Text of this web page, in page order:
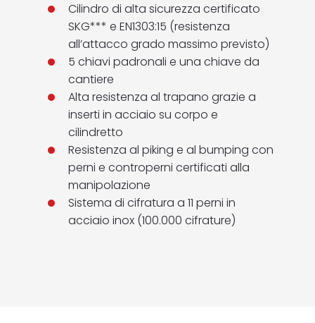
Cilindro di alta sicurezza certificato
SKG*** e EN1303:15 (resistenza
all’attacco grado massimo previsto)
5 chiavi padronali e una chiave da
cantiere
Alta resistenza al trapano grazie a
inserti in acciaio su corpo e
cilindretto
Resistenza al piking e al bumping con
perni e controperni certificati alla
manipolazione
Sistema di cifratura a 11 perni in
acciaio inox (100.000 cifrature)